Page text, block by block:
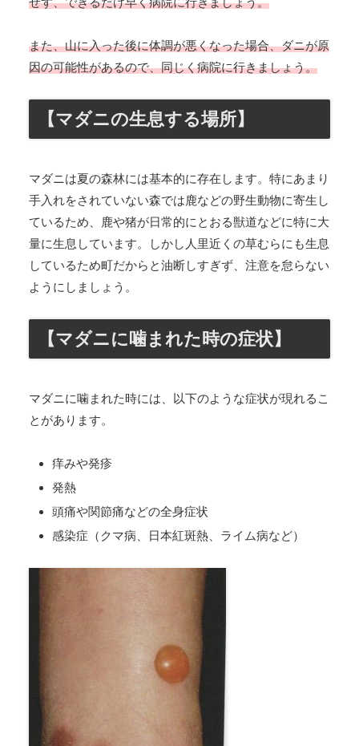
また、山に入った後に体調が悪くなった場合、ダニが原
因の可能性があるので、同じく病院に行きましょう。
【マダニの生息する場所】
マダニは夏の森林には基本的に存在します。特にあまり
手入れをされていない森では鹿などの野生動物に寄生し
ているため、鹿や猪が日常的にとおる獣道などに特に大
量に生息しています。しかし人里近くの草むらにも生息
しているため町だからと油断しすぎず、注意を怠らない
ようにしましょう。
【マダニに噛まれた時の症状】
マダニに噛まれた時には、以下のような症状が現れるこ
とがあります。
痒みや発疹
発熱
頭痛や関節痛などの全身症状
感染症（クマ病、日本紅斑熱、ライム病など）